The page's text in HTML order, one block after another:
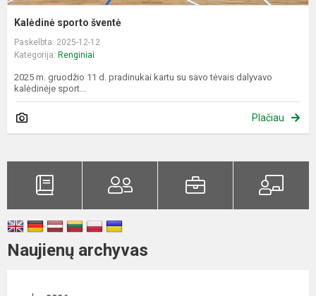
Kalėdinė sporto šventė
Paskelbta: 2025-12-12
Kategorija: Renginiai
2025 m. gruodžio 11 d. pradinukai kartu su savo tėvais dalyvavo
kalėdinėje sport...
Plačiau
Naujienų archyvas